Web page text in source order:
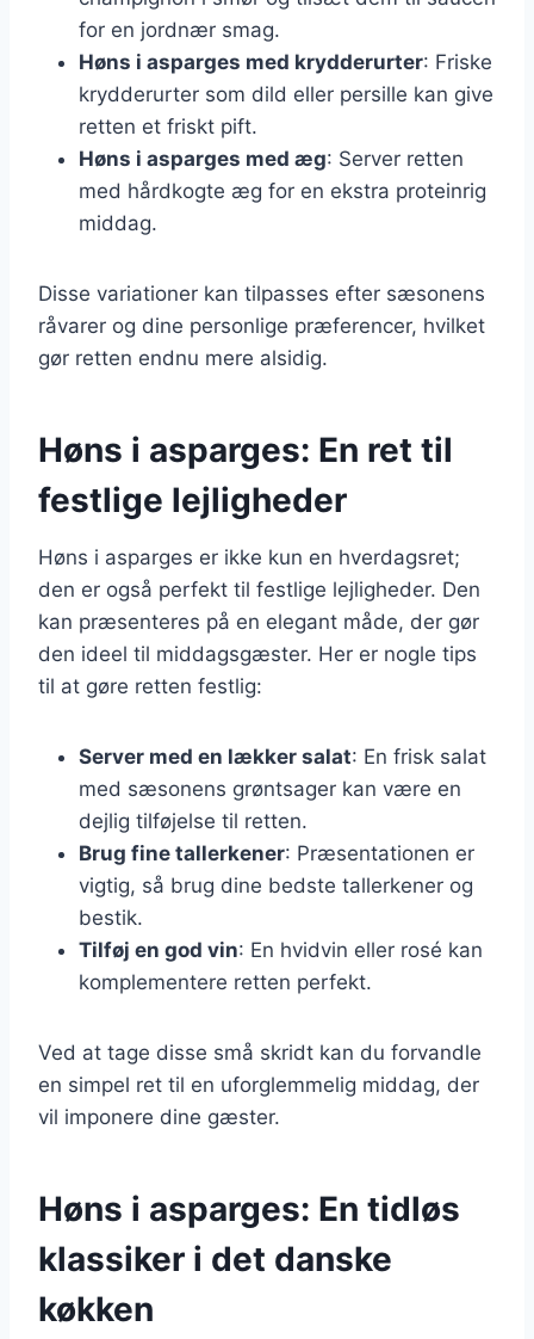
for en jordnær smag.
Høns i asparges med krydderurter: Friske
krydderurter som dild eller persille kan give
retten et friskt pift.
Høns i asparges med æg: Server retten
med hårdkogte æg for en ekstra proteinrig
middag.
Disse variationer kan tilpasses efter sæsonens
råvarer og dine personlige præferencer, hvilket
gør retten endnu mere alsidig.
Høns i asparges: En ret til
festlige lejligheder
Høns i asparges er ikke kun en hverdagsret;
den er også perfekt til festlige lejligheder. Den
kan præsenteres på en elegant måde, der gør
den ideel til middagsgæster. Her er nogle tips
til at gøre retten festlig:
Server med en lækker salat: En frisk salat
med sæsonens grøntsager kan være en
dejlig tilføjelse til retten.
Brug fine tallerkener: Præsentationen er
vigtig, så brug dine bedste tallerkener og
bestik.
Tilføj en god vin: En hvidvin eller rosé kan
komplementere retten perfekt.
Ved at tage disse små skridt kan du forvandle
en simpel ret til en uforglemmelig middag, der
vil imponere dine gæster.
Høns i asparges: En tidløs
klassiker i det danske
køkken